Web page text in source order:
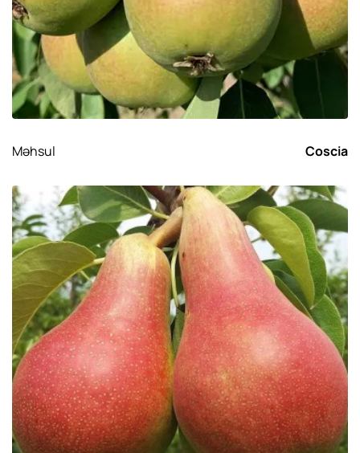
Məhsul Coscia